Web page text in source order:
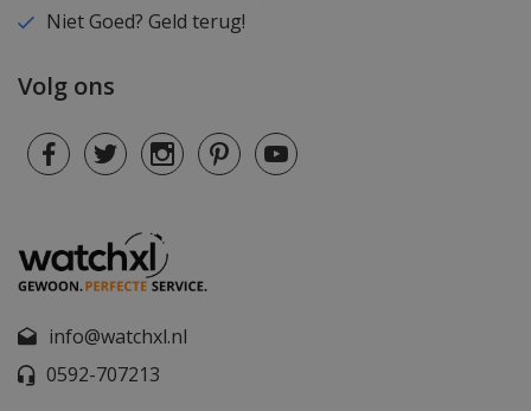
Niet Goed? Geld terug!
Volg ons
info@watchxl.nl
0592-707213